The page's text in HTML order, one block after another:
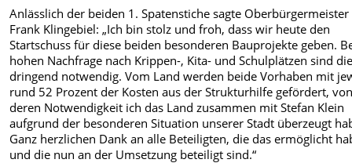
Anlässlich der beiden 1. Spatenstiche sagte Oberbürgermeister
Frank Klingebiel: „Ich bin stolz und froh, dass wir heute den
Startschuss für diese beiden besonderen Bauprojekte geben.
hohen Nachfrage nach Krippen-, Kita- und Schulplätzen sind
dringend notwendig. Vom Land werden beide Vorhaben mit
rund 52 Prozent der Kosten aus der Strukturhilfe gefördert,
deren Notwendigkeit ich das Land zusammen mit Stefan Klein
aufgrund der besonderen Situation unserer Stadt überzeugt
Ganz herzlichen Dank an alle Beteiligten, die das ermöglicht
und die nun an der Umsetzung beteiligt sind.“